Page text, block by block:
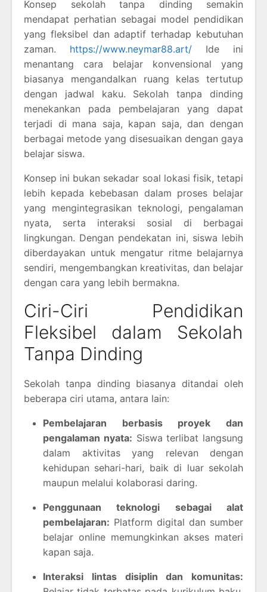
Konsep sekolah tanpa dinding semakin
mendapat perhatian sebagai model pendidikan
yang fleksibel dan adaptif terhadap kebutuhan
zaman. https://www.neymar88.art/ Ide ini
menantang cara belajar konvensional yang
biasanya mengandalkan ruang kelas tertutup
dengan jadwal kaku. Sekolah tanpa dinding
menekankan pada pembelajaran yang dapat
terjadi di mana saja, kapan saja, dan dengan
berbagai metode yang disesuaikan dengan gaya
belajar siswa.
Konsep ini bukan sekadar soal lokasi fisik, tetapi
lebih kepada kebebasan dalam proses belajar
yang mengintegrasikan teknologi, pengalaman
nyata, serta interaksi sosial di berbagai
lingkungan. Dengan pendekatan ini, siswa lebih
diberdayakan untuk mengatur ritme belajarnya
sendiri, mengembangkan kreativitas, dan belajar
dengan cara yang lebih bermakna.
Ciri-Ciri Pendidikan
Fleksibel dalam Sekolah
Tanpa Dinding
Sekolah tanpa dinding biasanya ditandai oleh
beberapa ciri utama, antara lain:
Pembelajaran berbasis proyek dan
pengalaman nyata: Siswa terlibat langsung
dalam aktivitas yang relevan dengan
kehidupan sehari-hari, baik di luar sekolah
maupun melalui kolaborasi daring.
Penggunaan teknologi sebagai alat
pembelajaran: Platform digital dan sumber
belajar online memungkinkan akses materi
kapan saja.
Interaksi lintas disiplin dan komunitas: